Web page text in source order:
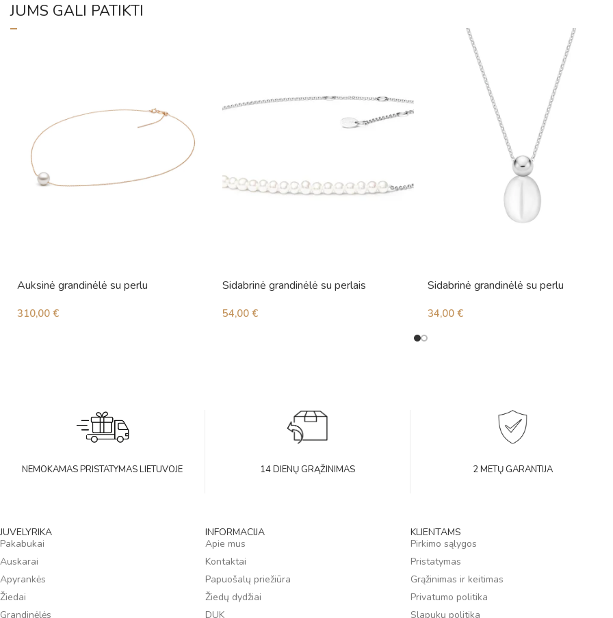
JUMS GALI PATIKTI
Auksinė grandinėlė su perlu
310,00 €
Sidabrinė grandinėlė su perlais
54,00 €
Sidabrinė grandinėlė su perlu
34,00 €
NEMOKAMAS PRISTATYMAS LIETUVOJE 14 DIENŲ GRĄŽINIMAS 2 METŲ GARANTIJA
JUVELYRIKA
Pakabukai
Auskarai
Apyrankės
Žiedai
Grandinėlės
INFORMACIJA
Apie mus
Kontaktai
Papuošalų priežiūra
Žiedų dydžiai
DUK
KLIENTAMS
Pirkimo sąlygos
Pristatymas
Grąžinimas ir keitimas
Privatumo politika
Slapukų politika